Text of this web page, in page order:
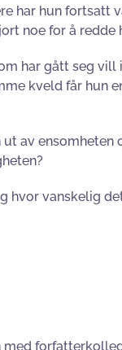
har hun fortsatt
noe for å redde
har gått seg vill
kveld får hun
av ensomheten
hvor vanskelig
med